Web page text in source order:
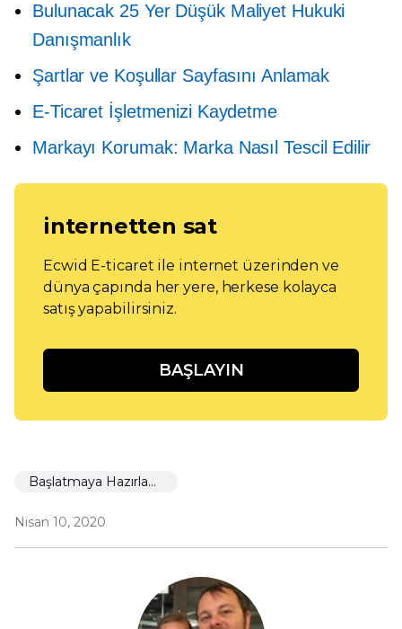
Bulunacak 25 Yer Düşük Maliyet Hukuki
Danışmanlık
Şartlar ve Koşullar Sayfasını Anlamak
E-Ticaret İşletmenizi Kaydetme
Markayı Korumak: Marka Nasıl Tescil Edilir
internetten sat
Ecwid E-ticaret ile internet üzerinden ve
dünya çapında her yere, herkese kolayca
satış yapabilirsiniz.
BAŞLAYIN
Başlatmaya Hazırlanıyor
Nisan 10, 2020